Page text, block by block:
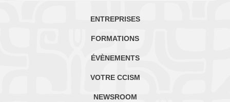
ENTREPRISES
FORMATIONS
ÉVÈNEMENTS
VOTRE CCISM
NEWSROOM